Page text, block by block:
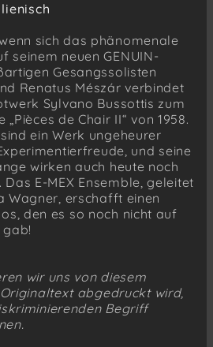
for David Tudor 3
oder auch (Lied)
for David Tudor 4
sich das phänomenale
seinem neuen GENUIN-
Gesangssolisten
Renatus Mészár verbindet
Sylvano Bussottis zum
de Chair II“ von 1958.
ein Werk ungeheurer
und seine
wirken auch heute noch
E-MEX Ensemble, geleitet
Wagner, erschafft einen
den es so noch nicht auf
wir uns von diesem
abgedruckt wird,
Begriff